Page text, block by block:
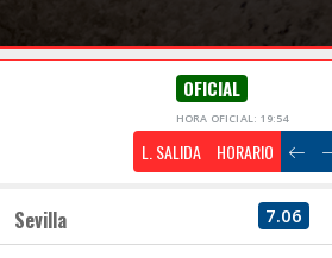
OFICIAL
HORA OFICIAL: 19:54
L. SALIDA HORARIO
Sevilla 7.06